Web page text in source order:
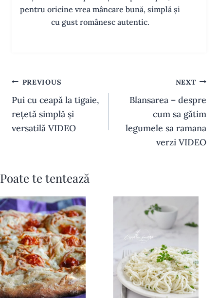
pentru oricine vrea mâncare bună, simplă și
cu gust românesc autentic.
Navigare
în
articole
PREVIOUS
Pui cu ceapă la tigaie,
rețetă simplă și
versatilă VIDEO
NEXT
Blansarea – despre
cum sa gătim
legumele sa ramana
verzi VIDEO
Poate te tentează